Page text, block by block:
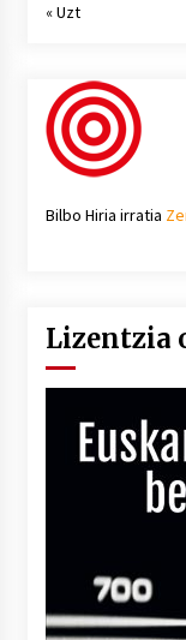
« Uzt
Bilbo Hiria irratia
Lizentzia